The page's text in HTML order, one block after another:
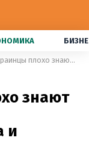
Почему украинцы плохо знают иностранные языки: печальная статистика и неожиданные советы
знают
и